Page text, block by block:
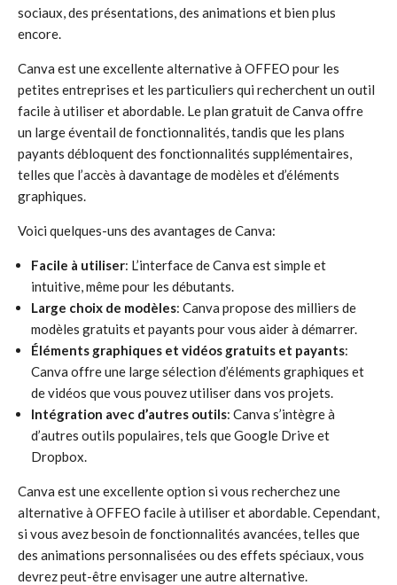
sociaux, des présentations, des animations et bien plus
encore.
Canva est une excellente alternative à OFFEO pour les
petites entreprises et les particuliers qui recherchent un outil
facile à utiliser et abordable. Le plan gratuit de Canva offre
un large éventail de fonctionnalités, tandis que les plans
payants débloquent des fonctionnalités supplémentaires,
telles que l’accès à davantage de modèles et d’éléments
graphiques.
Voici quelques-uns des avantages de Canva:
Facile à utiliser: L’interface de Canva est simple et
intuitive, même pour les débutants.
Large choix de modèles: Canva propose des milliers de
modèles gratuits et payants pour vous aider à démarrer.
Éléments graphiques et vidéos gratuits et payants:
Canva offre une large sélection d’éléments graphiques et
de vidéos que vous pouvez utiliser dans vos projets.
Intégration avec d’autres outils: Canva s’intègre à
d’autres outils populaires, tels que Google Drive et
Dropbox.
Canva est une excellente option si vous recherchez une
alternative à OFFEO facile à utiliser et abordable. Cependant,
si vous avez besoin de fonctionnalités avancées, telles que
des animations personnalisées ou des effets spéciaux, vous
devrez peut-être envisager une autre alternative.